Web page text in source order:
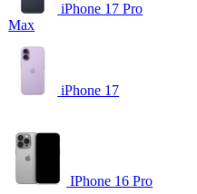
iPhone 17 Pro
Max
iPhone 17
IPhone 16 Pro